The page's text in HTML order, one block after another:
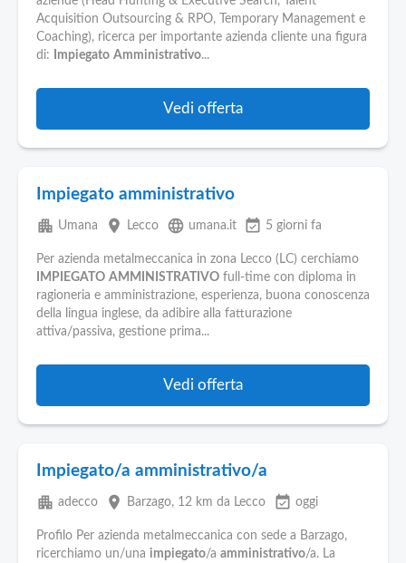
Pubblica
Offerte
Area
Acquisition Outsourcing & RPO, Temporary Management e
Coaching), ricerca per importante azienda cliente una figura
di:
Impiegato Amministrativo...
Vedi offerta
Impiegato amministrativo
apartment Umana place Lecco language umana.it event_available 5 giorni fa
Per azienda metalmeccanica in zona Lecco (LC) cerchiamo
IMPIEGATO AMMINISTRATIVO full-time con diploma in
ragioneria e amministrazione, esperienza, buona conoscenza
della lingua inglese, da adibire alla fatturazione
attiva/passiva, gestione prima...
Vedi offerta
Impiegato/a amministrativo/a
apartment adecco place Barzago, 12 km da Lecco event_available oggi
Profilo Per azienda metalmeccanica con sede a Barzago,
ricerchiamo un/una impiegato/a amministrativo/a. La